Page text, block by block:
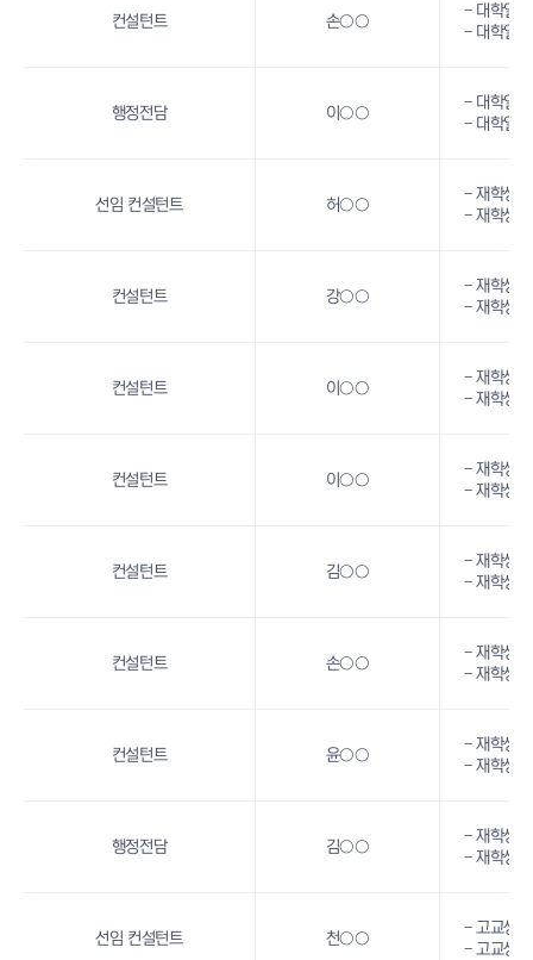
컨설턴트 손○○
- 대학일자
- 대학일
행정전담 이○○
- 대학일
- 대학일
선임 컨설턴트 허○○
- 재학생
- 재학생
컨설턴트 강○○
- 재학생
- 재학생
컨설턴트 이○○
- 재학생
- 재학생
컨설턴트 이○○
- 재학생
- 재학생
컨설턴트 김○○
- 재학생
- 재학생
컨설턴트 손○○
- 재학생
- 재학생
컨설턴트 윤○○
- 재학생
- 재학생
행정전담 김○○
- 재학생
- 재학생
선임 컨설턴트 천○○
- 고교생
- 고교생